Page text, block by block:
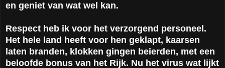
en geniet van wat wel kan.
Respect heb ik voor het verzorgend personeel.
Het hele land heeft voor hen geklapt, kaarsen
laten branden, klokken gingen beierden, met een
beloofde bonus van het Rijk. Nu het virus wat lijkt